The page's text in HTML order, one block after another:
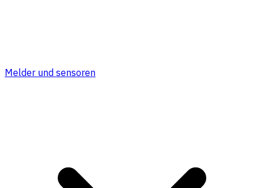
Melder und sensoren